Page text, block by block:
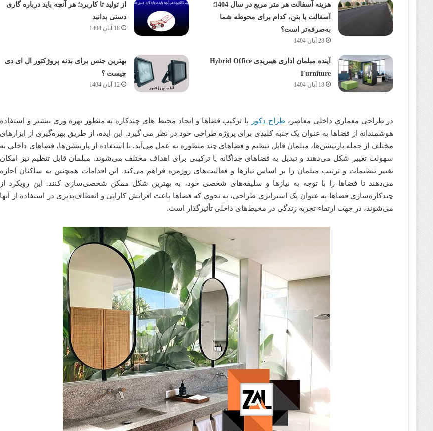
هزینه آسفالت هر متر مربع در سال 1404؛
آسفالت یا بتن، کدام برای محوطه شما
به‌صرفه‌تر است؟
28 آبان 1404
از تولید تا کاربرد؛ هر آنچه باید درباره گاری
دستی بدانید
18 آبان 1404
آینده مبلمان اداری هیبریدی Hybrid Office
Furniture
18 آبان 1404
بهترین جنس برای بدنه پروژکتور ال ای دی
چیست ؟
12 آبان 1404
در طراحی معماری داخلی معاصر، طراح دکور
با ترکیب فضاها و ایجاد محیط های چندکاره به منظور بهره‌ وری بیشتر و استفاده
هوشمندانه از فضاها به عنوان یک جنبه کلیدی برای پروژه طراحی خود در نظر می گیرد. این ایده، از طریق بهره‌گیری از ابزارهای
مختلف از جمله پارتیشن‌ها، مبلمان قابل تنظیم و فضاهای چند منظوره به عمل می‌آید. با استفاده از پارتیشن‌ها، فضاهای داخلی به
سهولت تغییر شکل می‌دهند و تبدیل به فضاهای جداگانه یا ترکیبی برای اهداف مختلف می‌شوند. مبلمان قابل تنظیم نیز امکان
تغییر تنظیمات و ترتیب مبلمان را بر اساس نیازها و فعالیت‌های روزمره فراهم می‌کند. این اقدامات همچنین به ساکنان اجازه
می‌دهند تا فضاها را با توجه به نیازها و سلیقه‌های شخصی خود، به بهترین شکل ممکن شخصی‌سازی کنند. این رویکرد از
چندکاره‌سازی فضاها به عنوان یک استراتژی طراحی، به نحوی که فضاها باعث افزایش کارایی و انعطاف‌پذیری در استفاده از آنها
می‌شوند، در جهت ارتقاء تجربه زندگی در محیط‌های داخلی تأثیرگذار است.